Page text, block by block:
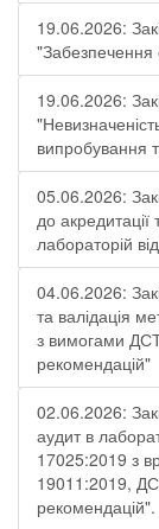
19.06.2026:
"Забезпечення
19.06.2026:
випробування
05.06.2026:
до акредитації
лабораторій
04.06.2026:
та валідація
з вимогами
рекомендацій"
02.06.2026:
аудит в
17025:2019 з
19011:2019,
рекомендацій".